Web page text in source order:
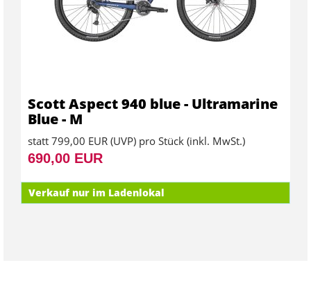
Scott Aspect 940 blue - Ultramarine
Blue - M
statt 799,00 EUR (UVP) pro Stück (inkl. MwSt.)
690,00 EUR
Verkauf nur im Ladenlokal